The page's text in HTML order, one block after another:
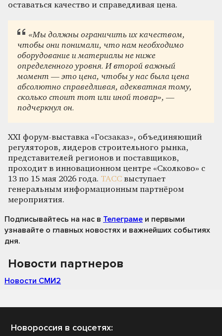
оставаться качество и справедливая цена.
«Мы должны ограничить их качеством,
чтобы они понимали, что нам необходимо
оборудование и материалы не ниже
определенного уровня. И второй важный
момент — это цена, чтобы у нас была цена
абсолютно справедливая, адекватная тому,
сколько стоит тот или иной товар», —
подчеркнул он.
XXI форум-выставка «Госзаказ», объединяющий
регуляторов, лидеров строительного рынка,
представителей регионов и поставщиков,
проходит в инновационном центре «Сколково» с
13 по 15 мая 2026 года. ТАСС выступает
генеральным информационным партнёром
мероприятия.
Подписывайтесь на нас в Телеграме и первыми
узнавайте о главных новостях и важнейших событиях
дня.
Новости партнеров
Новости СМИ2
Новороссия в соцсетях: